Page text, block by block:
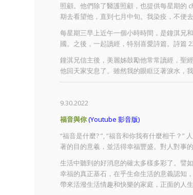
照顧。他們除了醫護照顧，也提供每星期的
期去看望他，直到七月中旬。我染疫，不便去
每星期三早上近午一個小時時間，是鐘淇兄
國。之後，一起讀經，特别喜愛詩篇。詩篇
鐘淇兄信主後，美麗姊鼓勵他常常讀經，聖
他回天家安息了。雖然我的眼眶泛著淚水，
9.30.2022
福音與你(Youtube 影音版)
“福音是什麼? ”, “福音和你我有什麼相干？”
著的目的意羲，並活得幸福豐盛。對人對事
生活中聽到的好消息的確太多樣多彩了。譬
幸福的真正基石，在乎生命生活的意義認知
帶來活潑生活情趣和快樂的家庭，正面的人生